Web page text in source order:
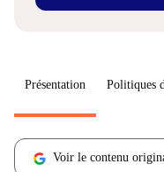
Présentation Politiques
Voir le contenu